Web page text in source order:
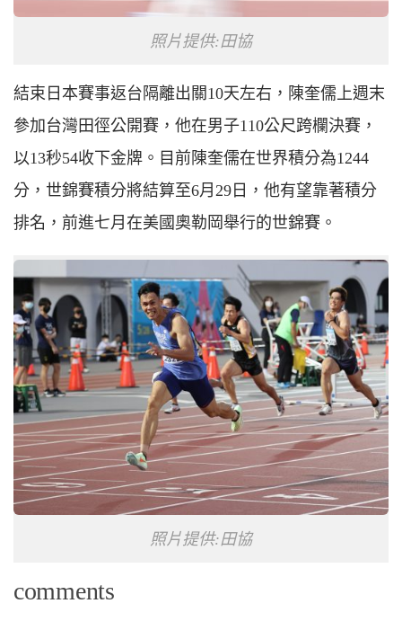
照片提供:田協
結束日本賽事返台隔離出關10天左右，陳奎儒上週末
參加台灣田徑公開賽，他在男子110公尺跨欄決賽，
以13秒54收下金牌。目前陳奎儒在世界積分為1244
分，世錦賽積分將結算至6月29日，他有望靠著積分
排名，前進七月在美國奧勒岡舉行的世錦賽。
照片提供:田協
comments